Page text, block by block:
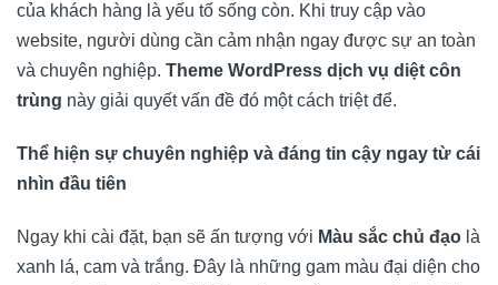
của khách hàng là yếu tố sống còn. Khi truy cập vào
website, người dùng cần cảm nhận ngay được sự an toàn
và chuyên nghiệp. Theme WordPress dịch vụ diệt côn
trùng này giải quyết vấn đề đó một cách triệt để.
Thể hiện sự chuyên nghiệp và đáng tin cậy ngay từ cái
nhìn đầu tiên
Ngay khi cài đặt, bạn sẽ ấn tượng với Màu sắc chủ đạo là
xanh lá, cam và trắng. Đây là những gam màu đại diện cho